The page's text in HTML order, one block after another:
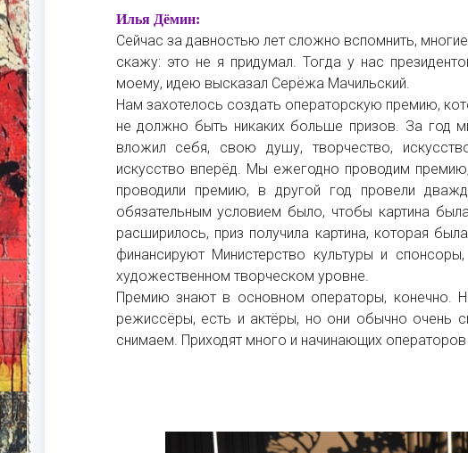
Илья Дёмин:
Сейчас за давностью лет сложно вспомнить,
скажу: это не я придумал. Тогда у нас
моему, идею высказал Серёжа Мачильский.
Нам захотелось создать операторскую премию,
не должно быть никаких больше призов. За год
вложил себя, свою душу, творчество,
искусство вперёд. Мы ежегодно проводим
проводили премию, в другой год провели
обязательным условием было, чтобы картина
расширилось, приз получила картина, которая
финансируют Министерство культуры и
художественном творческом уровне.
Премию знают в основном операторы, конечно.
режиссёры, есть и актёры, но они обычно очень
снимаем. Приходят много и начинающих